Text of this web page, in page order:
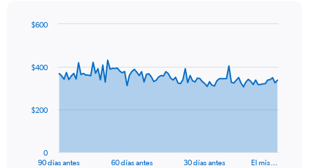
data
The
90 días antes 60 días antes 30 días antes El mis…
0
$200
$400
$600